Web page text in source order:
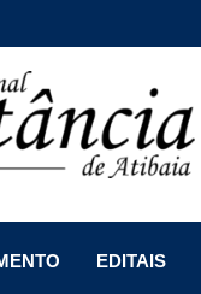
EDITAIS